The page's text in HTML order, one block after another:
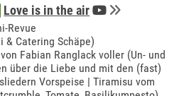
Love is in the air
Revue
& Catering Schäpe)
Fabian Ranglack voller (Un- und
über die Liebe und mit den (fast)
Vorspeise | Tiramisu vom